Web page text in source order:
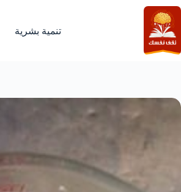
التجاوز
إلى
المحتوى
تنمية بشرية